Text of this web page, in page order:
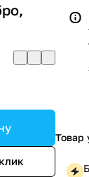
Товар